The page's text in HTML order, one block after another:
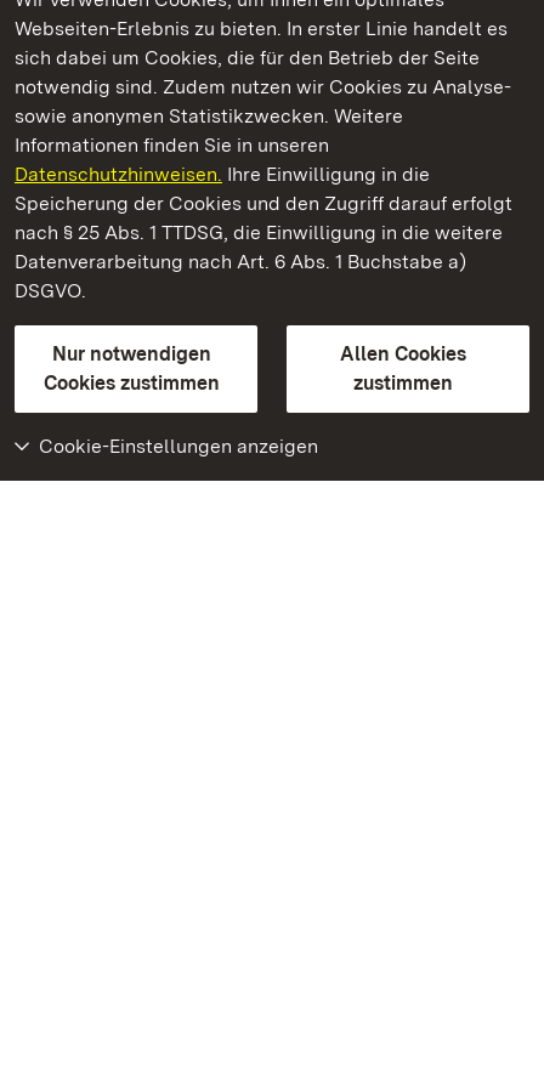
Webseiten-Erlebnis zu bieten. In erster Linie handelt es
sich dabei um Cookies, die für den Betrieb der Seite
notwendig sind. Zudem nutzen wir Cookies zu Analyse-
sowie anonymen Statistikzwecken. Weitere
Informationen finden Sie in unseren
Datenschutzhinweisen. Ihre Einwilligung in die
Speicherung der Cookies und den Zugriff darauf erfolgt
nach § 25 Abs. 1 TTDSG, die Einwilligung in die weitere
Datenverarbeitung nach Art. 6 Abs. 1 Buchstabe a)
DSGVO.
Nur notwendigen
Cookies zustimmen
Allen Cookies
zustimmen
Cookie-Einstellungen anzeigen
Kommen. Staunen. Genießen.
Residenzschloss Urach
Staatliche Schlösser und Gärten Baden-Württemberg
Kontakt
GebärdenspracheLeichte Sprache
Erklärung zur Barrierefreiheit
BITV-konform (geprüfte Seiten)
Weiteres